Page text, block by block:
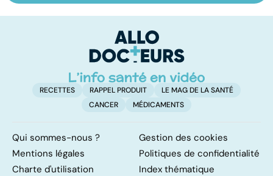
un oligo-élément
le régime
solution ?
RECETTES RAPPEL PRODUIT
LE MAG DE LA SANTÉ
CANCER
MÉDICAMENTS
Qui sommes-nous ?
Gestion des cookies
Mentions légales
Politiques de confidentialité
Charte d'utilisation
Index thématique